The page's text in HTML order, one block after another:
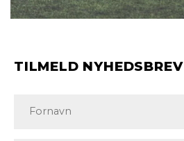
TILMELD NYHEDSBREV